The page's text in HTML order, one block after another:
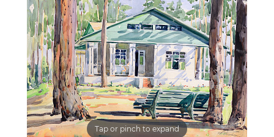
Tap or pinch to expand